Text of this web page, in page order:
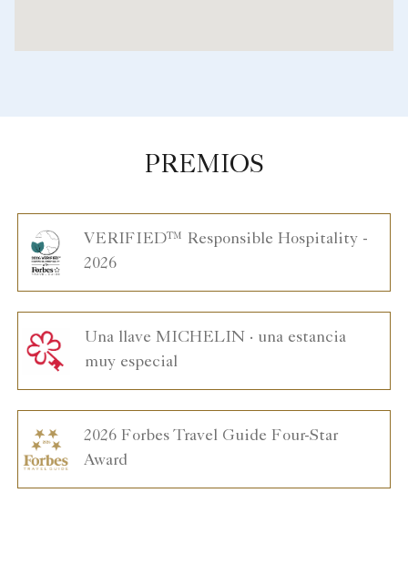
PREMIOS
VERIFIED™ Responsible Hospitality -
2026
Una llave MICHELIN · una estancia
muy especial
2026 Forbes Travel Guide Four-Star
Award